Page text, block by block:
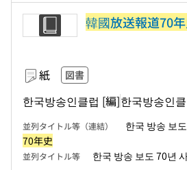
韓國放送報道70
紙 図書
한국방송인클럽 [編]한국방송인
並列タイトル等（連結） 한국 방송 보
70年史
並列タイトル等 한국 방송 보도 70년